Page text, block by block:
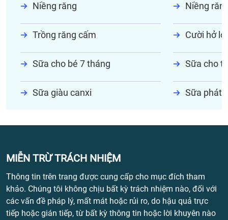
Niềng răng Niềng
Trồng răng cấm Cười hở lợi
Sữa cho bé 7 tháng Sữa cho
Sữa giàu canxi Sữa phát
MIỄN TRỪ TRÁCH NHIỆM
Thông tin trên trang được cung cấp cho mục đích tham
khảo. Chúng tôi không chịu bất kỳ trách nhiệm nào, đối với
các vấn đề pháp lý, mất mát hoặc rủi ro, do hậu quả trực
tiếp hoặc gián tiếp, từ bất kỳ thông tin hoặc lời khuyên nào